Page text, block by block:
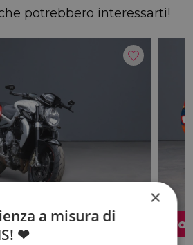
potrebbero interessarti!
×
a misura di
❤